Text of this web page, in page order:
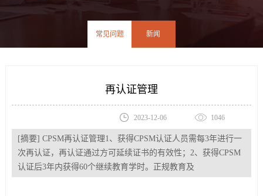
常见问题 新闻
再认证管理
2023-12-06 1046
[摘要] CPSM再认证管理1、获得CPSM认证人员需每3年进行一
次再认证，再认证通过方可延续证书的有效性；2、获得CPSM
认证后3年内获得60个继续教育学时。正规教育及